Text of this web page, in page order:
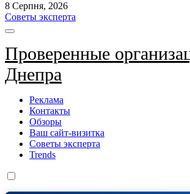
8 Серпня, 2026
Советы эксперта
Проверенные
Днепра
Реклама
Контакты
Обзоры
Ваш сайт-визитка
Советы эксперта
Trends